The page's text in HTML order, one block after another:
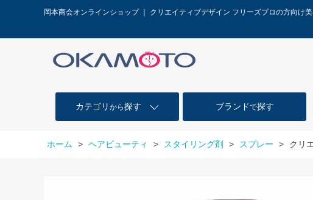
岡本商会オンラインショップ ｜ クリエイティブデザイン フリーズプロの方向け
カテゴリ から探す ブランドで探す
ホーム > ヘアビューティ > スタイリング剤 > スプレー > クリ